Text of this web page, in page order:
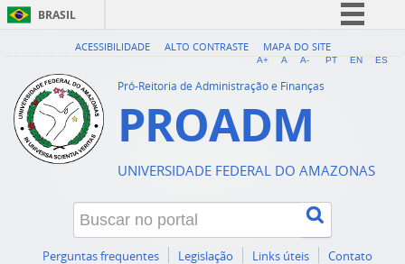
BRASIL
Simplifique!
Acesso à informação
ACESSIBILIDADE ALTO CONTRASTE MAPA DO SITE
A+ A A- PT EN ES
Pró-Reitoria de Administração e Finanças
PROADM
UNIVERSIDADE FEDERAL DO AMAZONAS
Perguntas frequentes Legislação Links úteis Contato